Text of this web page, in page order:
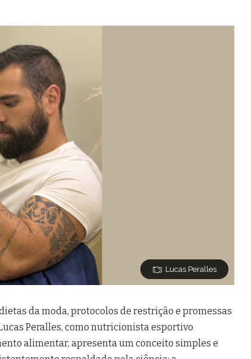
Lucas Peralles
da moda, protocolos de restrição e promessas
Peralles, como nutricionista esportivo
alimentar, apresenta um conceito simples e